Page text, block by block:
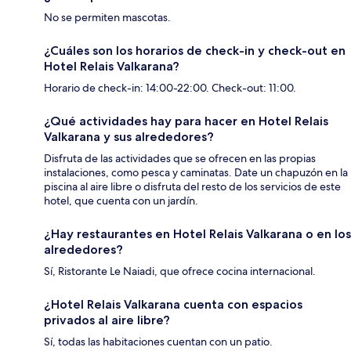
No se permiten mascotas.
¿Cuáles son los horarios de check-in y check-out en
Hotel Relais Valkarana?
Horario de check-in: 14:00-22:00. Check-out: 11:00.
¿Qué actividades hay para hacer en Hotel Relais
Valkarana y sus alrededores?
Disfruta de las actividades que se ofrecen en las propias
instalaciones, como pesca y caminatas. Date un chapuzón en la
piscina al aire libre o disfruta del resto de los servicios de este
hotel, que cuenta con un jardín.
¿Hay restaurantes en Hotel Relais Valkarana o en los
alrededores?
Sí, Ristorante Le Naiadi, que ofrece cocina internacional.
¿Hotel Relais Valkarana cuenta con espacios
privados al aire libre?
Sí, todas las habitaciones cuentan con un patio.